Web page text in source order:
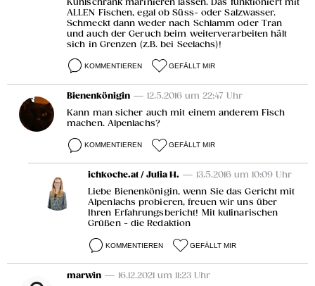
Kühlschrank marinieren lassen. Das funktioniert mit
ALLEN Fischen, egal ob Süss- oder Salzwasser.
Schmeckt dann weder nach Schlamm oder Tran
und auch der Geruch beim weiterverarbeiten hält
sich in Grenzen (z.B. bei Seelachs)!
KOMMENTIEREN GEFÄLLT MIR
Bienenkönigin — 12.5.2016 um 22:47 Uhr
Kann man sicher auch mit einem anderem Fisch
machen. Alpenlachs?
KOMMENTIEREN GEFÄLLT MIR
ichkoche.at / Julia H. — 13.5.2016 um 10:09 Uhr
Liebe Bienenkönigin, wenn Sie das Gericht mit
Alpenlachs probieren, freuen wir uns über
Ihren Erfahrungsbericht! Mit kulinarischen
Grüßen - die Redaktion
KOMMENTIEREN GEFÄLLT MIR
marwin — 16.12.2021 um 11:23 Uhr